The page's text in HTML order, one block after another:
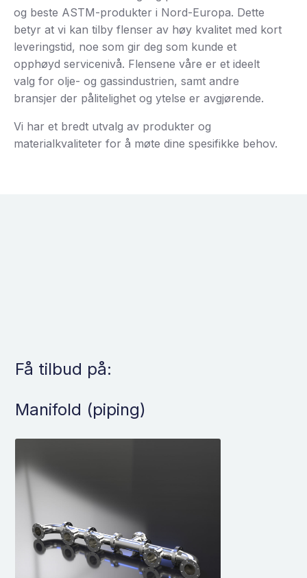
og beste ASTM-produkter i Nord-Europa. Dette
betyr at vi kan tilby flenser av høy kvalitet med kort
leveringstid, noe som gir deg som kunde et
opphøyd servicenivå. Flensene våre er et ideelt
valg for olje- og gassindustrien, samt andre
bransjer der pålitelighet og ytelse er avgjørende.
Vi har et bredt utvalg av produkter og
materialkvaliteter for å møte dine spesifikke behov.
Få tilbud på:
Manifold (piping)